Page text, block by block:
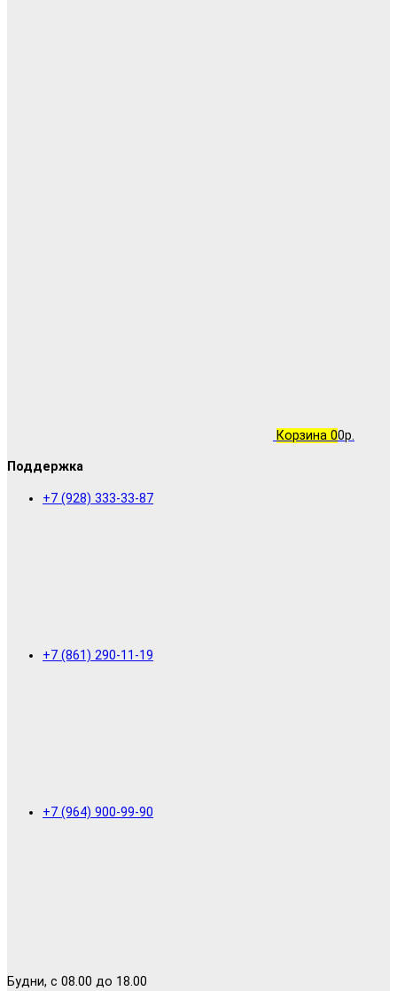
Корзина 00р.
Поддержка
+7 (928) 333-33-87
+7 (861) 290-11-19
+7 (964) 900-99-90
Будни, с 08.00 до 18.00